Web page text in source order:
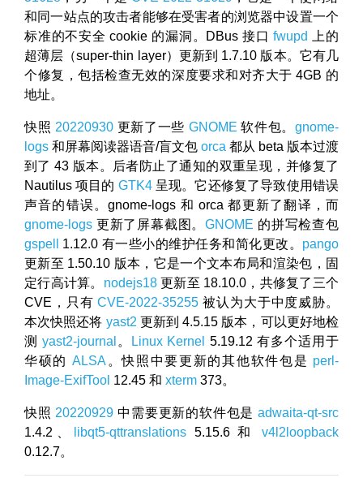
和同一站点的攻击者能够在受害者的浏览器中设置一个
标准的不安全 cookie 的漏洞。DBus 接口fwupd
上的
超薄层（super-thin layer）更新到 1.7.10 版本。它有几
个修复，包括检查无效的深度要求和对齐大于 4GB 的
地址。
快照 20220930 更新了一些 GNOME 软件包。gnome-
logs 和屏幕阅读器语音/盲文包 orca 都从 beta 版本过渡
到了 43 版本。后者防止了通知的双重呈现，并修复了
Nautilus 项目的 GTK4呈现。它还修复了导致使用错误
声音的错误。gnome-logs 和 orca 都更新了翻译，而
gnome-logs 更新了屏幕截图。GNOME 的拼写检查包
gspell
1.12.0 有一些小的维护任务和简化更改。 pango
更新至 1.50.10 版本，它是一个文本布局和渲染包，固
定行高计算。 nodejs18更新至 18.10.0，共修复了三个
CVE，只有CVE-2022-35255 被认为大于中度威胁。
本次快照还将 yast2 更新到 4.5.15 版本，可以更好地检
测yast2-journal 。 Linux Kernel 5.19.12 有多个适用于
华硕的 ALSA 。快照中要更新的其他软件包是 perl-
Image-ExifTool 12.45 和 xterm 373。
快照 20220929 中需要更新的软件包是adwaita-qt-src
1.4.2、
libqt5-qttranslations 5.15.6 和v4l2loopback
0.12.7。